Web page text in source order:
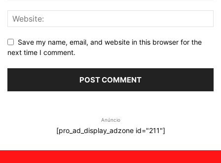
Save my name, email, and website in this browser for the
next time I comment.
Anúncio
[pro_ad_display_adzone id="211"]